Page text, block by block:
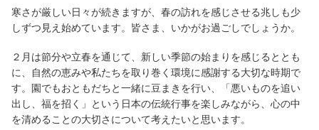
寒さが厳しい日々が続きますが、春の訪れを感じさせる兆しも少
しずつ見え始めています。皆さま、いかがお過ごしでしょうか。
２月は節分や立春を通じて、新しい季節の始まりを感じるととも
に、自然の恵みや私たちを取り巻く環境に感謝する大切な時期で
す。園でもおともだちと一緒に豆まきを行い、「悪いものを追い
出し、福を招く」という日本の伝統行事を楽しみながら、心の中
を清めることの大切さについて考えたいと思います。